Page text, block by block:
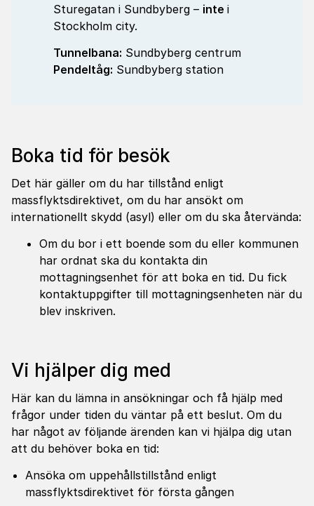
Sturegatan i Sundbyberg – inte i
Stockholm city.
Tunnelbana: Sundbyberg centrum
Pendeltåg: Sundbyberg station
Boka tid för besök
Det här gäller om du har tillstånd enligt
massflyktsdirektivet, om du har ansökt om
internationellt skydd (asyl) eller om du ska återvända:
Om du bor i ett boende som du eller kommunen
har ordnat ska du kontakta din
mottagningsenhet för att boka en tid. Du fick
kontaktuppgifter till mottagningsenheten när du
blev inskriven.
Vi hjälper dig med
Här kan du lämna in ansökningar och få hjälp med
frågor under tiden du väntar på ett beslut. Om du
har något av följande ärenden kan vi hjälpa dig utan
att du behöver boka en tid:
Ansöka om uppehållstillstånd enligt
massflyktsdirektivet för första gången